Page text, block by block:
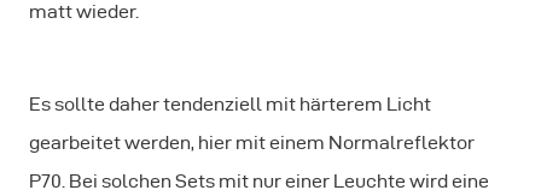
matt wieder.
Es sollte daher tendenziell mit härterem Licht
gearbeitet werden, hier mit einem Normalreflektor
P70. Bei solchen Sets mit nur einer Leuchte wird eine